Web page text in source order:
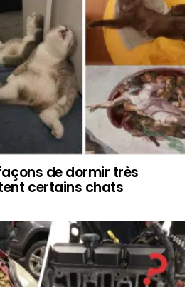
de dormir très
certains chats